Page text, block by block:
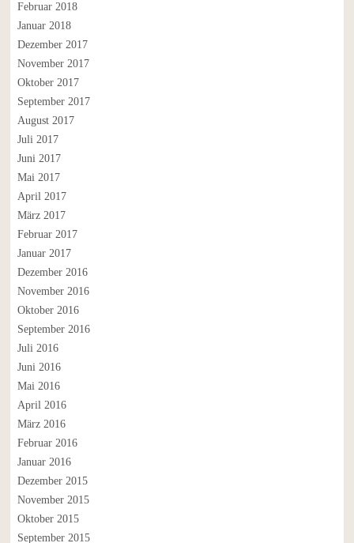
Februar 2018
Januar 2018
Dezember 2017
November 2017
Oktober 2017
September 2017
August 2017
Juli 2017
Juni 2017
Mai 2017
April 2017
März 2017
Februar 2017
Januar 2017
Dezember 2016
November 2016
Oktober 2016
September 2016
Juli 2016
Juni 2016
Mai 2016
April 2016
März 2016
Februar 2016
Januar 2016
Dezember 2015
November 2015
Oktober 2015
September 2015